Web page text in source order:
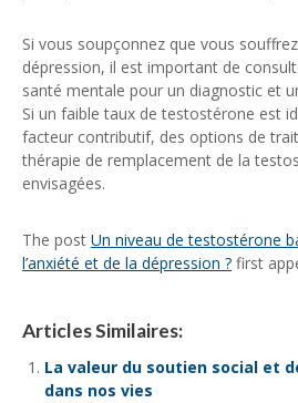
Si vous soupçonnez que vous
dépression, il est important de
santé mentale pour un diagnostic et
Si un faible taux de testostérone est
facteur contributif, des options de
thérapie de remplacement de la
envisagées.
The post Un niveau de testostérone
l’anxiété et de la dépression ? first
Articles Similaires:
La valeur du soutien social et
dans nos vies